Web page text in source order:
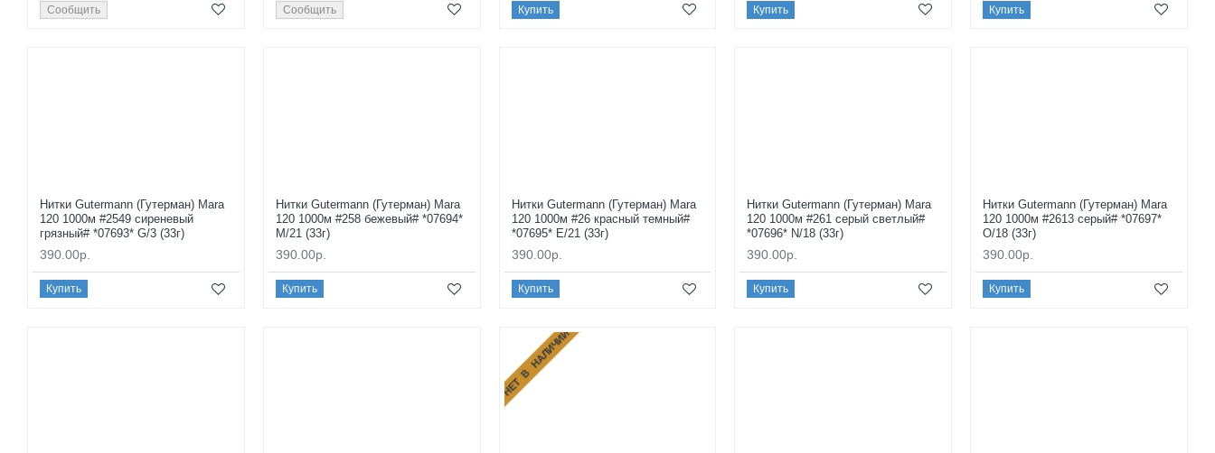
Сообщить Сообщить Купить Купить Купить
Нитки Gutermann (Гутерман) Mara
120 1000м #2549 сиреневый
грязный# *07693* G/3 (33г)
390.00р.
Купить
Нитки Gutermann (Гутерман) Mara
120 1000м #258 бежевый# *07694*
M/21 (33г)
390.00р.
Купить
Нитки Gutermann (Гутерман) Mara
120 1000м #26 красный темный#
*07695* E/21 (33г)
390.00р.
Купить
Нитки Gutermann (Гутерман) Mara
120 1000м #261 серый светлый#
*07696* N/18 (33г)
390.00р.
Купить
Нитки Gutermann (Гутерман) Mara
120 1000м #2613 серый# *07697*
O/18 (33г)
390.00р.
Купить
НЕТ В НАЛИЧИИ